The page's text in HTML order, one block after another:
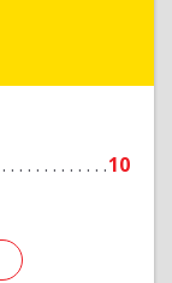
10
Подробнее